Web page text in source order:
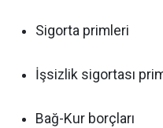
Sigorta primleri
İşsizlik sigortası
Bağ-Kur borçları